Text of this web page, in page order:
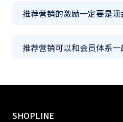
推荐营销的激励一定要是现
推荐营销可以和会员体系一
SHOPLINE